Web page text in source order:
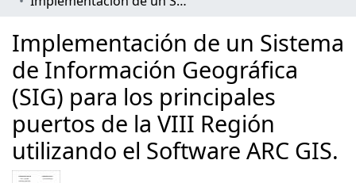
Implementación de un Sistema
de Información Geográfica
(SIG) para los principales
puertos de la VIII Región
utilizando el Software ARC GIS.